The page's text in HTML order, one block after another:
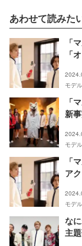
あわせて読みた
「
「
モデ
「
新
モデ
「
ア
モデ
な
主